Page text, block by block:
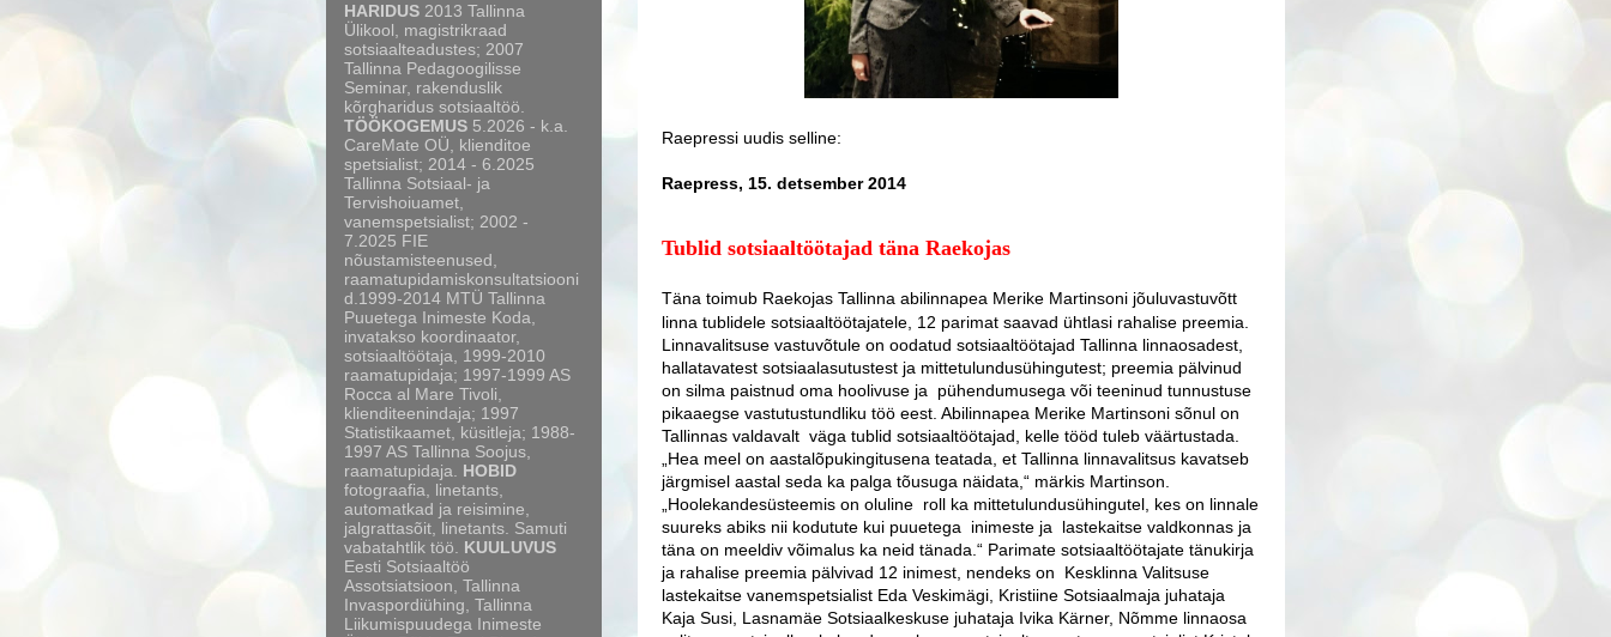
Raepressi uudis selline:
Raepress, 15. detsember 2014
Tublid sotsiaaltöötajad täna Raekojas
Täna toimub Raekojas Tallinna abilinnapea Merike Martinsoni jõuluvastuvõtt
linna tublidele sotsiaaltöötajatele, 12 parimat saavad ühtlasi rahalise preemia.
Linnavalitsuse vastuvõtule on oodatud sotsiaaltöötajad Tallinna linnaosadest,
hallatavatest sotsiaalasutustest ja mittetulundusühingutest; preemia pälvinud
on silma paistnud oma hoolivuse ja pühendumusega või teeninud tunnustuse
pikaaegse vastutustundliku töö eest. Abilinnapea Merike Martinsoni sõnul on
Tallinnas valdavalt väga tublid sotsiaaltöötajad, kelle tööd tuleb väärtustada.
„Hea meel on aastalõpukingitusena teatada, et Tallinna linnavalitsus kavatseb
järgmisel aastal seda ka palga tõusuga näidata,“ märkis Martinson.
„Hoolekandesüsteemis on oluline roll ka mittetulundusühingutel, kes on linnale
suureks abiks nii kodutute kui puuetega inimeste ja lastekaitse valdkonnas ja
täna on meeldiv võimalus ka neid tänada.“ Parimate sotsiaaltöötajate tänukirja
ja rahalise preemia pälvivad 12 inimest, nendeks on Kesklinna Valitsuse
lastekaitse vanemspetsialist Eda Veskimägi, Kristiine Sotsiaalmaja juhataja
Kaja Susi, Lasnamäe Sotsiaalkeskuse juhataja Ivika Kärner, Nõmme linnaosa
HARIDUS 2013 Tallinna
Ülikool, magistrikraad
sotsiaalteadustes; 2007
Tallinna Pedagoogilisse
Seminar, rakenduslik
kõrgharidus sotsiaaltöö.
TÖÖKOGEMUS 5.2026 - k.a.
CareMate OÜ, klienditoe
spetsialist; 2014 - 6.2025
Tallinna Sotsiaal- ja
Tervishoiuamet,
vanemspetsialist; 2002 -
7.2025 FIE
nõustamisteenused,
raamatupidamiskonsultatsiooni
d.1999-2014 MTÜ Tallinna
Puuetega Inimeste Koda,
invatakso koordinaator,
sotsiaaltöötaja, 1999-2010
raamatupidaja; 1997-1999 AS
Rocca al Mare Tivoli,
klienditeenindaja; 1997
Statistikaamet, küsitleja; 1988-
1997 AS Tallinna Soojus,
raamatupidaja. HOBID
fotograafia, linetants,
automatkad ja reisimine,
jalgrattasõit, linetants. Samuti
vabatahtlik töö. KUULUVUS
Eesti Sotsiaaltöö
Assotsiatsioon, Tallinna
Invaspordiühing, Tallinna
Liikumispuudega Inimeste